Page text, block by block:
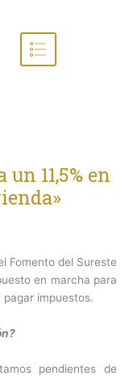
11,5% en
Fomento del Sureste
en marcha para
impuestos.
pendientes de